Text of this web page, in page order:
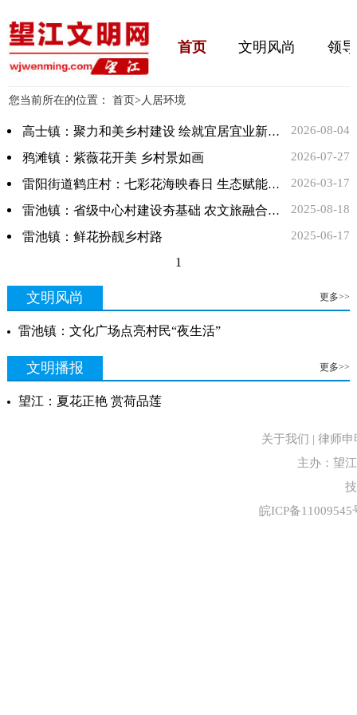
首页 文明风尚 领
您当前所在的位置： 首页> 人居环境
高士镇：聚力和美乡村建设 绘就宜居宜业新图景 2026-08-04
鸦滩镇：紫薇花开美 乡村景如画 2026-07-27
雷阳街道鹤庄村：七彩花海映春日 生态赋能兴乡村 2026-03-17
雷池镇：省级中心村建设夯基础 农文旅融合绘振兴 2025-08-18
雷池镇：鲜花扮靓乡村路 2025-06-17
1
文明风尚 更多>>
雷池镇：文化广场点亮村民“夜生活”
文明播报 更多>>
望江：夏花正艳 赏荷品莲
关于我们 | 律师
主办：望
皖ICP备11009545